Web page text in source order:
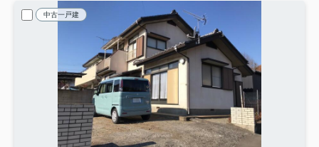
中古一戸建